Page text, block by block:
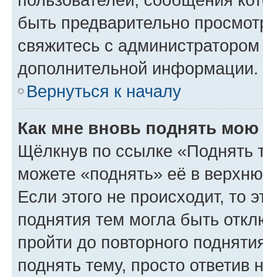
быть предварительно
свяжитесь с
дополнительной информации.
Вернуться к началу
Как мне вновь поднять мою
Щёлкнув по ссылке «Поднять
можете «поднять» её в
Если этого не происходит, то
поднятия тем могла быть
пройти до повторного
поднять тему, просто ответив